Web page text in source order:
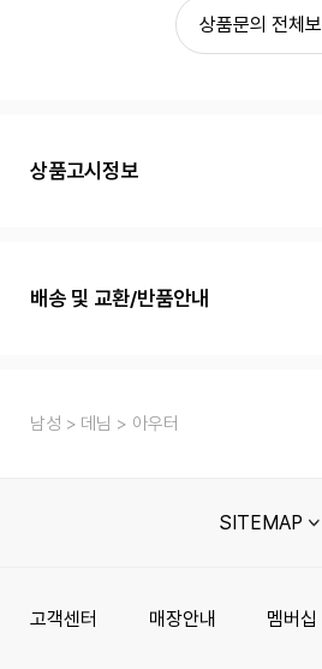
상품문의 전체보
상품고시정보
배송 및 교환/반품안내
남성 데님 아우터
SITEMAP
고객센터 매장안내 멤버십